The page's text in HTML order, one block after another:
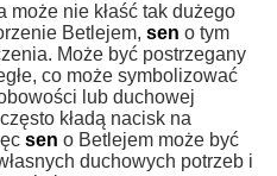
może nie kłaść tak dużego
Betlejem, sen o tym
Może być postrzegany
co może symbolizować
lub duchowej
kładą nacisk na
sen o Betlejem może być
duchowych potrzeb i